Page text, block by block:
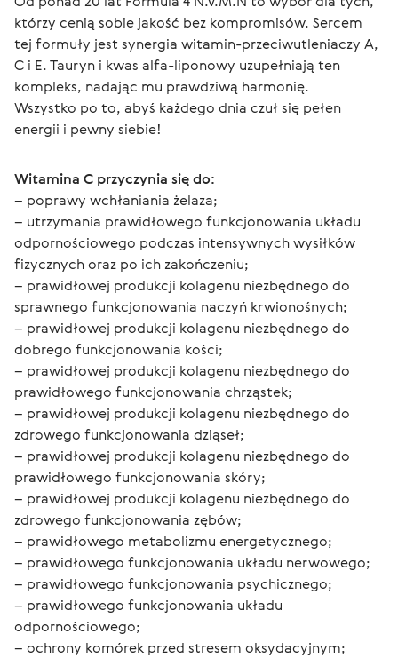
którzy cenią sobie jakość bez kompromisów. Sercem
tej formuły jest synergia witamin-przeciwutleniaczy A,
C i E. Tauryn i kwas alfa-liponowy uzupełniają ten
kompleks, nadając mu prawdziwą harmonię.
Wszystko po to, abyś każdego dnia czuł się pełen
energii i pewny siebie!
Witamina C przyczynia się do:
– poprawy wchłaniania żelaza;
– utrzymania prawidłowego funkcjonowania układu
odpornościowego podczas intensywnych wysiłków
fizycznych oraz po ich zakończeniu;
– prawidłowej produkcji kolagenu niezbędnego do
sprawnego funkcjonowania naczyń krwionośnych;
– prawidłowej produkcji kolagenu niezbędnego do
dobrego funkcjonowania kości;
– prawidłowej produkcji kolagenu niezbędnego do
prawidłowego funkcjonowania chrząstek;
– prawidłowej produkcji kolagenu niezbędnego do
zdrowego funkcjonowania dziąseł;
– prawidłowej produkcji kolagenu niezbędnego do
prawidłowego funkcjonowania skóry;
– prawidłowej produkcji kolagenu niezbędnego do
zdrowego funkcjonowania zębów;
– prawidłowego metabolizmu energetycznego;
– prawidłowego funkcjonowania układu nerwowego;
– prawidłowego funkcjonowania psychicznego;
– prawidłowego funkcjonowania układu
odpornościowego;
– ochrony komórek przed stresem oksydacyjnym;